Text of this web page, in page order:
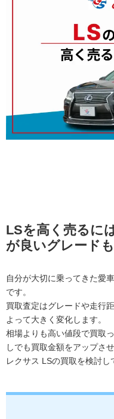
LSを高く売るに
が良いグレード
自分が大切に乗ってきた愛
です。
買取査定はグレードや走行
よって大きく変化します。
相場よりも高い値段で買取
しでも買取金額をアップさ
レクサス LSの買取を検討し